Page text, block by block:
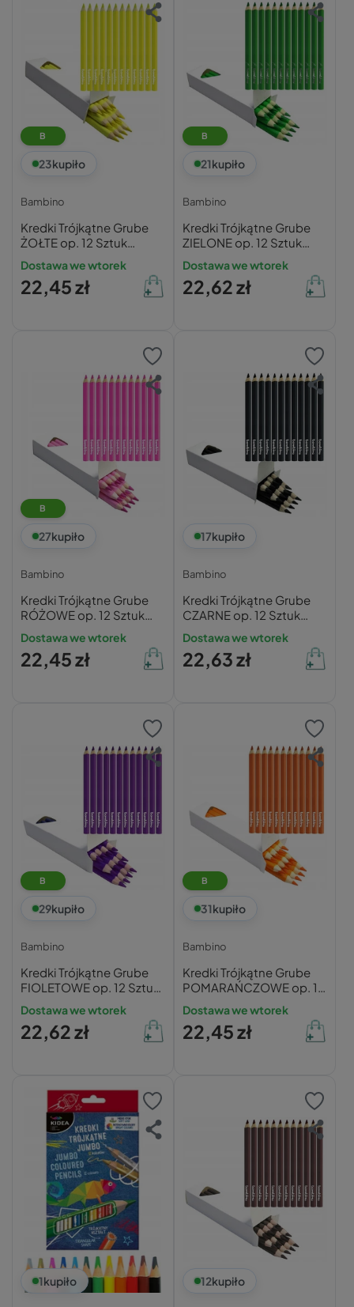
B
23kupiło
Bambino
Kredki Trójkątne Grube
ŻOŁTE op. 12 Sztuk
Bambino
Dostawa we wtorek
22,45 zł
B
21kupiło
Bambino
Kredki Trójkątne Grube
ZIELONE op. 12 Sztuk
Bambino
Dostawa we wtorek
22,62 zł
B
27kupiło
Bambino
Kredki Trójkątne Grube
RÓŻOWE op. 12 Sztuk
Bambino
Dostawa we wtorek
22,45 zł
17kupiło
Bambino
Kredki Trójkątne Grube
CZARNE op. 12 Sztuk
Bambino
Dostawa we wtorek
22,63 zł
B
29kupiło
Bambino
Kredki Trójkątne Grube
FIOLETOWE op. 12 Sztuk
Bambino
Dostawa we wtorek
22,62 zł
B
31kupiło
Bambino
Kredki Trójkątne Grube
POMARAŃCZOWE op. 12
Sztuk Bambino
Dostawa we wtorek
22,45 zł
1kupiło 12kupiło